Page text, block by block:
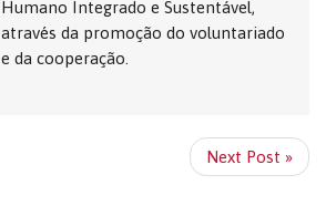
Humano Integrado e Sustentável,
através da promoção do voluntariado
e da cooperação.
Next Post »